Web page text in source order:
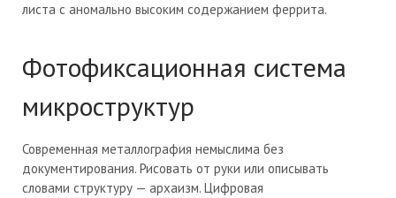
листа с аномально высоким содержанием феррита.
Фотофиксационная система
микроструктур
Современная металлография немыслима без
документирования. Рисовать от руки или описывать
словами структуру — архаизм. Цифровая